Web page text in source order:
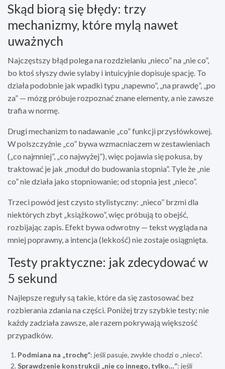
Skąd biorą się błędy: trzy
mechanizmy, które mylą nawet
uważnych
Najczęstszy błąd polega na rozdzielaniu „nieco” na „nie co”,
bo ktoś słyszy dwie sylaby i intuicyjnie dopisuje spację. To
działa podobnie jak wpadki typu „napewno”, „na prawdę”, „po
za” — mózg próbuje rozpoznać znane elementy, a nie zawsze
trafia w normę.
Drugi mechanizm to nadawanie „co” funkcji przysłówkowej.
W polszczyźnie „co” bywa wzmacniaczem w zestawieniach
(„co najmniej”, „co najwyżej”), więc pojawia się pokusa, by
traktować je jak „moduł do budowania stopnia”. Tyle że „nie
co” nie działa jako stopniowanie; od stopnia jest „nieco”.
Trzeci powód jest czysto stylistyczny: „nieco” brzmi dla
niektórych zbyt „książkowo”, więc próbują to obejść,
rozbijając zapis. Efekt bywa odwrotny — tekst wygląda na
mniej poprawny, a intencja (lekkość) nie zostaje osiągnięta.
Testy praktyczne: jak zdecydować w
5 sekund
Najlepsze reguły są takie, które da się zastosować bez
rozbierania zdania na części. Poniżej trzy szybkie testy; nie
każdy zadziała zawsze, ale razem pokrywają większość
przypadków.
Podmiana na „trochę”: jeśli pasuje, zwykle chodzi o „nieco”.
Sprawdzenie konstrukcji „nie co innego, tylko…”: jeśli